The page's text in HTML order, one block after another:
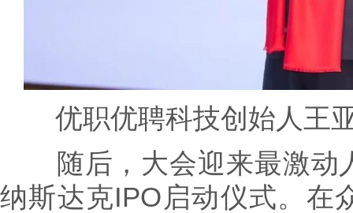
优职优聘科技创始人王
随后，大会迎来最激动
纳斯达克IPO启动仪式。在